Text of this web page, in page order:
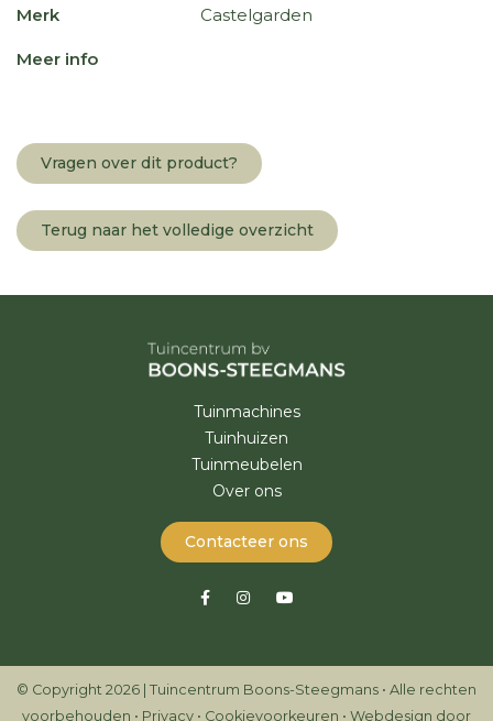
Merk
Castelgarden
Meer info
Vragen over dit product?
Terug naar het volledige overzicht
Tuinmachines
Tuinhuizen
Tuinmeubelen
Over ons
Contacteer ons
© Copyright 2026 | Tuincentrum Boons-Steegmans • Alle rechten
voorbehouden • Privacy • Cookievoorkeuren • Webdesign door